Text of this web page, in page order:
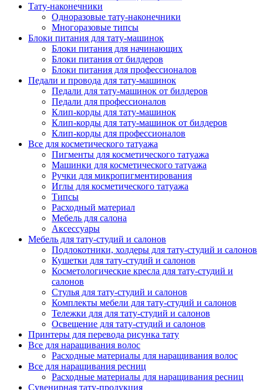
Тату-наконечники
Одноразовые тату-наконечники
Многоразовые типсы
Блоки питания для тату-машинок
Блоки питания для начинающих
Блоки питания от билдеров
Блоки питания для профессионалов
Педали и провода для тату-машинок
Педали для тату-машинок от билдеров
Педали для профессионалов
Клип-корды для тату-машинок
Клип-корды для тату-машинок от билдеров
Клип-корды для профессионалов
Все для косметического татуажа
Пигменты для косметического татуажа
Машинки для косметического татуажа
Ручки для микропигментирования
Иглы для косметического татуажа
Типсы
Расходный материал
Мебель для салона
Аксессуары
Мебель для тату-студий и салонов
Подлокотники, холдеры для тату-студий и салонов
Кушетки для тату-студий и салонов
Косметологические кресла для тату-студий и
салонов
Стулья для тату-студий и салонов
Комплекты мебели для тату-студий и салонов
Тележки для для тату-студий и салонов
Освещение для тату-студий и салонов
Принтеры для перевода рисунка тату
Все для наращивания волос
Расходные материалы для наращивания волос
Все для наращивания ресниц
Расходные материалы для наращивания ресниц
Сувенирная тату-продукция